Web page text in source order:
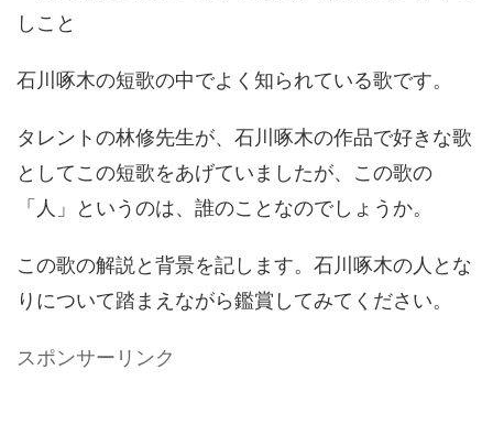
しこと
石川啄木の短歌の中でよく知られている歌です。
タレントの林修先生が、石川啄木の作品で好きな歌
としてこの短歌をあげていましたが、この歌の
「人」というのは、誰のことなのでしょうか。
この歌の解説と背景を記します。石川啄木の人とな
りについて踏まえながら鑑賞してみてください。
スポンサーリンク